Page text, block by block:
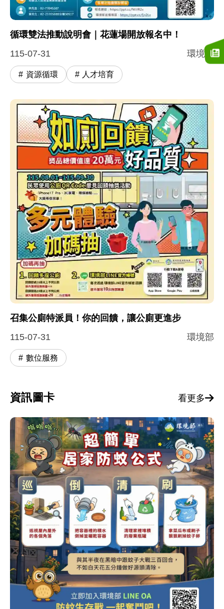
循環雙法推動說明會｜花蓮場開放報名中！
115-07-31
環境部
資源循環 人才培育
召集公廁特派員！你的回饋，讓公廁更進步
115-07-31
環境部
數位服務
資訊圖卡 看更多